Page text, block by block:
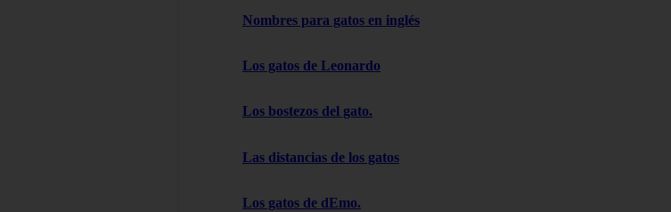
Nombres para gatos en inglés
Los gatos de Leonardo
Los bostezos del gato.
Las distancias de los gatos
Los gatos de dEmo.